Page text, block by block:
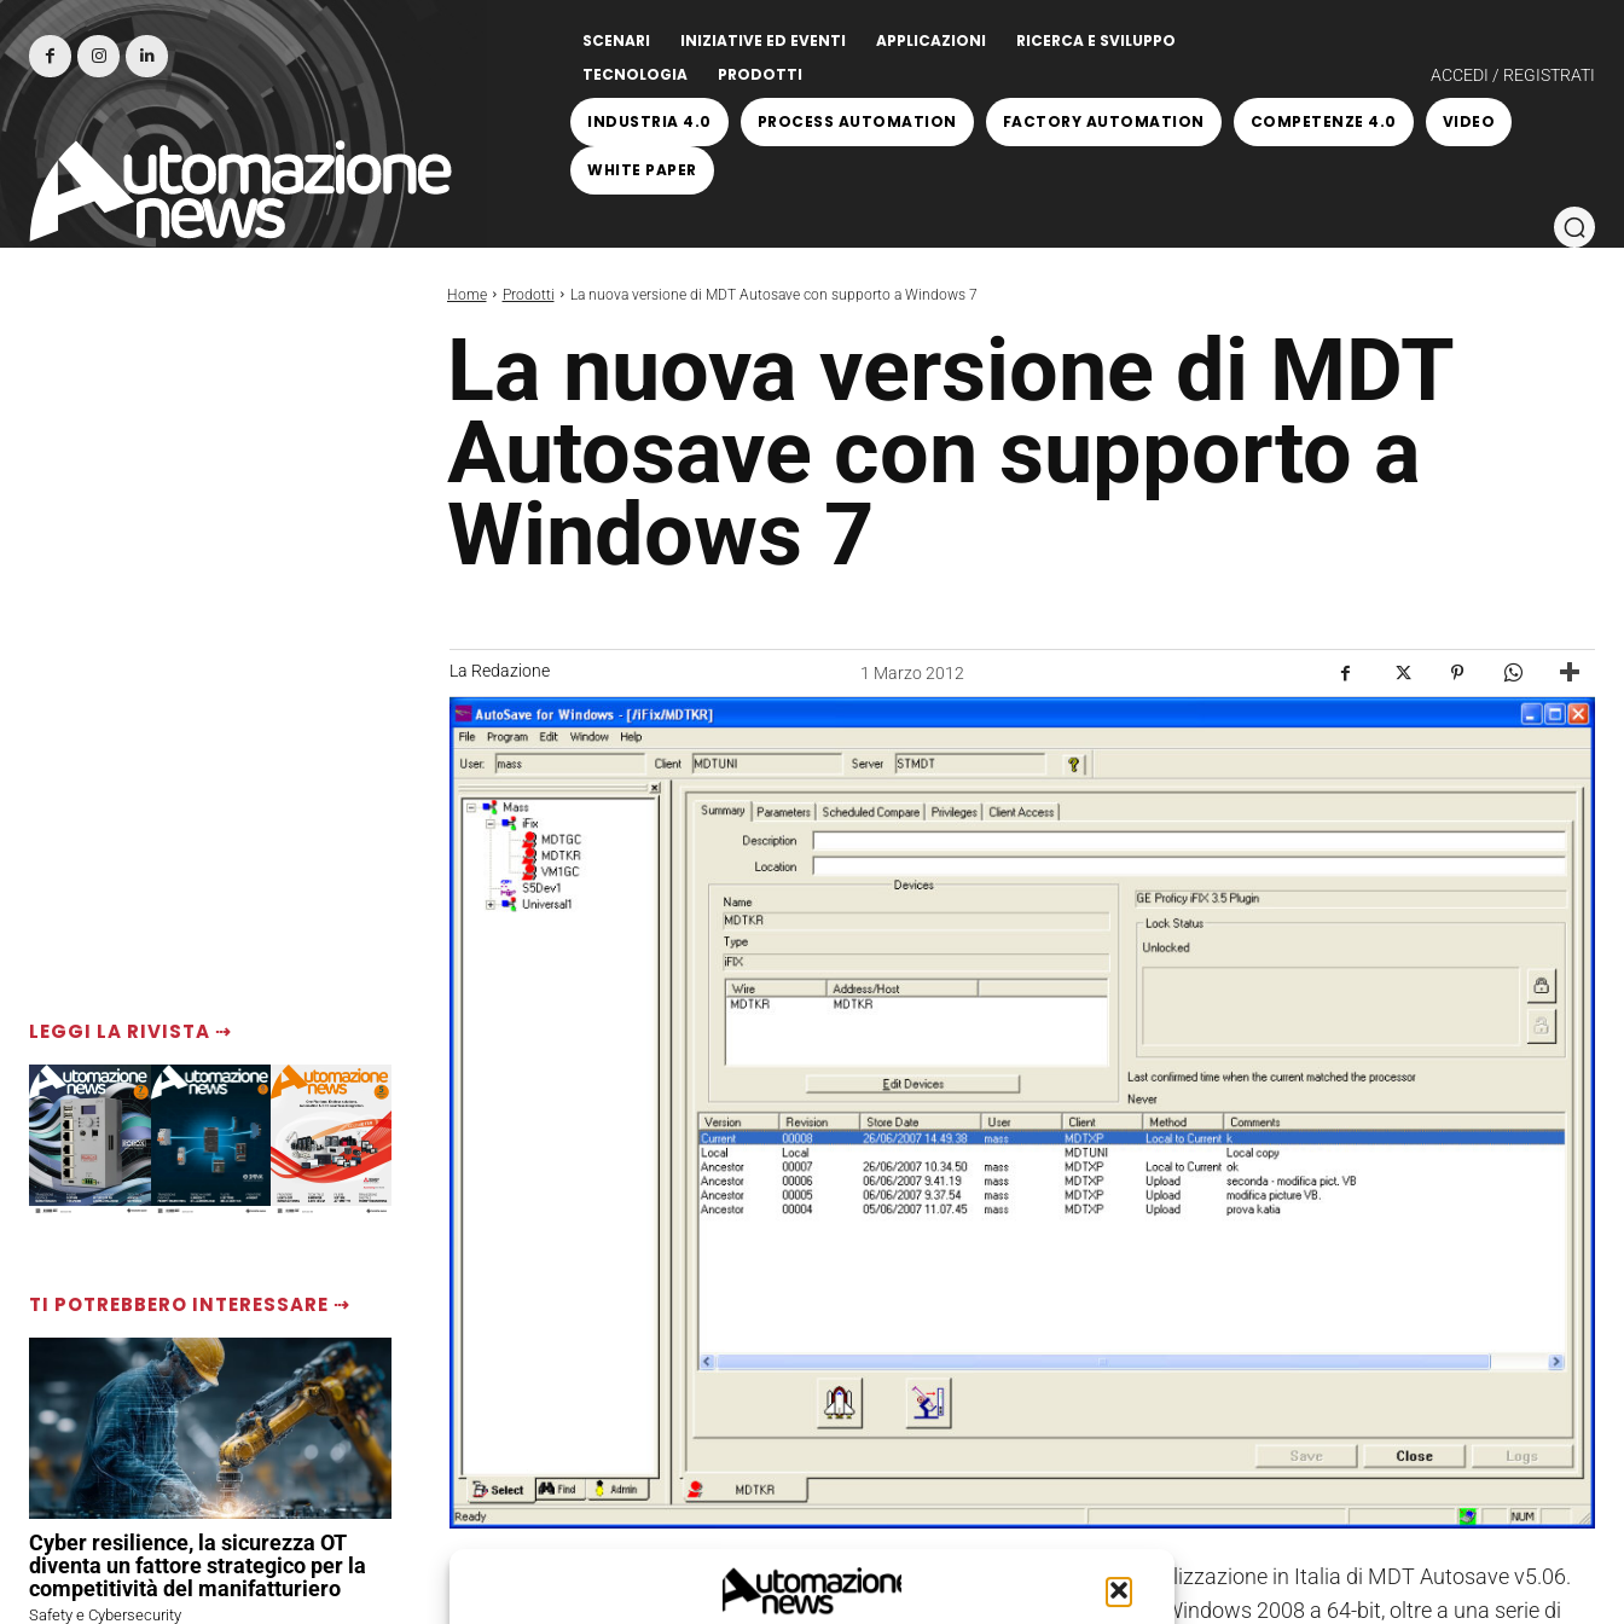
SCENARI INIZIATIVE ED EVENTI APPLICAZIONI
RICERCA E SVILUPPO
TECNOLOGIA
PRODOTTI ACCEDI / REGISTRATI
INDUSTRIA 4.0 PROCESS AUTOMATION FACTORY AUTOMATION COMPETENZE 4.0 VIDEO
WHITE PAPER
Home Prodotti La nuova versione di MDT Autosave con supporto a Windows 7
La nuova versione di MDT
Autosave con supporto a
Windows 7
LEGGI LA RIVISTA ⇢
TI POTREBBERO INTERESSARE ⇢
Cyber resilience, la sicurezza OT
diventa un fattore strategico per la
competitività del manifatturiero
Safety e Cybersecurity
La Redazione 1 Marzo 2012
ServiTecno
annuncia la commercializzazione in Italia di MDT Autosave v5.06.
La nuova versione del software include il supporto per Windows 7 a 32-bit e Windows 2008 a 64-bit, oltre a una serie di